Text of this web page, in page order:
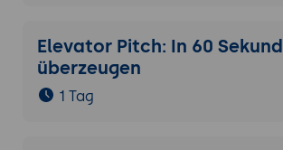
Elevator Pitch: In 60
überzeugen
1 Tag